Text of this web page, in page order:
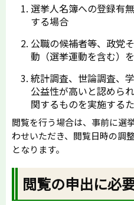
選挙人名簿への登録有
する場合
公職の候補者等、政党
動（選挙運動を含む）
統計調査、世論調査、
公益性が高いと認めら
関するものを実施する
閲覧を行う場合は、事前に選
わせいただき、閲覧日時の調
となります。
閲覧の申出に必